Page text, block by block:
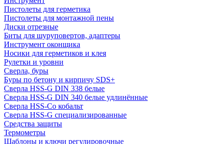
Пистолеты для герметика
Пистолеты для монтажной пены
Диски отрезные
Биты для шуруповертов, адаптеры
Инструмент оконщика
Носики для герметиков и клея
Рулетки и уровни
Сверла, буры
Буры по бетону и кирпичу SDS+
Сверла HSS-G DIN 338 белые
Сверла HSS-G DIN 340 белые удлинённые
Сверла HSS-Co кобальт
Сверла HSS-G специализированные
Средства защиты
Термометры
Шаблоны и ключи регулировочные